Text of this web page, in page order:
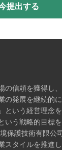
提出する
の信頼を獲得し
の発展を継続的
という経営理念
いう戦略的目標
保護技術有限公
スタイルを推進